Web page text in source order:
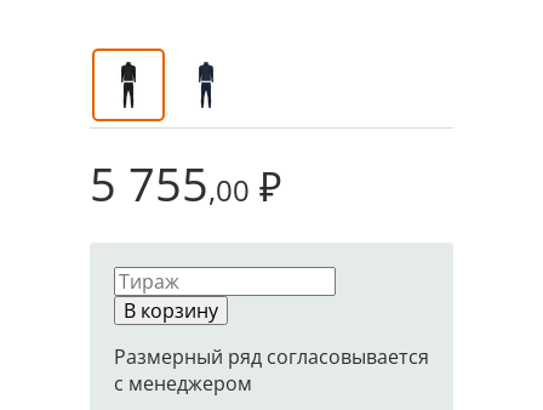
5 755,00 ₽
В корзину
Размерный ряд согласовывается
с менеджером